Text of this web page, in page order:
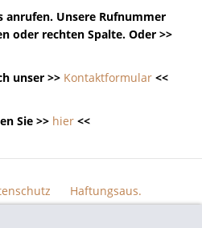
anrufen. Unsere Rufnummer
oder rechten Spalte. Oder >>
unser >> Kontaktformular <<
Sie >> hier <<
Haftungsaus.